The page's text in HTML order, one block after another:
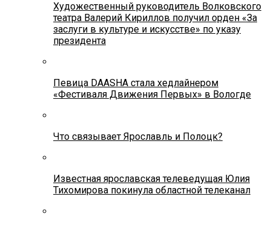
Художественный руководитель Волковского
театра Валерий Кириллов получил орден «За
заслуги в культуре и искусстве» по указу
президента
Певица DAASHA стала хедлайнером
«Фестиваля Движения Первых» в Вологде
Что связывает Ярославль и Полоцк?
Известная ярославская телеведущая Юлия
Тихомирова покинула областной телеканал